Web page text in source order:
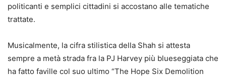
politicanti e semplici cittadini si accostano alle tematiche
trattate.
Musicalmente, la cifra stilistica della Shah si attesta
sempre a metà strada fra la PJ Harvey più blueseggiata che
ha fatto faville col suo ultimo “The Hope Six Demolition